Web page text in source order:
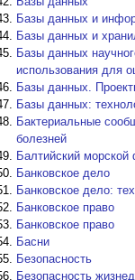
Базы данных и
Базы данных и
Базы данных
использования для
Базы данных.
Базы данных:
Бактериальные
болезней
Балтийский
Банковское дело
Банковское дело:
Банковское право
Банковское право
Басни
Безопасность
Безопасность